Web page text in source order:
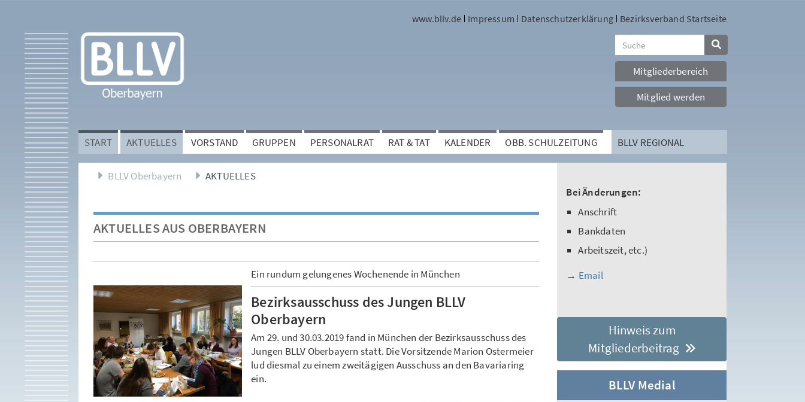
www.bllv.de Impressum Datenschutzerklärung Bezirksverband Startseite
Mitgliederbereich
Mitglied werden
START AKTUELLES VORSTAND GRUPPEN PERSONALRAT RAT & TAT KALENDER OBB. SCHULZEITUNG BLLV REGIONAL
BLLV Oberbayern AKTUELLES
AKTUELLES AUS OBERBAYERN
Ein rundum gelungenes Wochenende in München
Bezirksausschuss des Jungen BLLV
Oberbayern
Am 29. und 30.03.2019 fand in München der Bezirksausschuss des
Jungen BLLV Oberbayern statt. Die Vorsitzende Marion Ostermeier
lud diesmal zu einem zweitägigen Ausschuss an den Bavariaring
ein.
Bei Änderungen:
Anschrift
Bankdaten
Arbeitszeit, etc.)
→ Email
Hinweis zum
Mitgliederbeitrag
BLLV Medial